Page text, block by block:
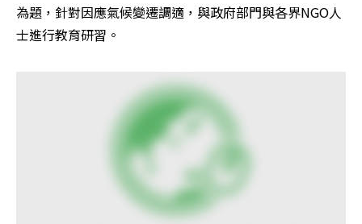
為題，針對因應氣候變遷調適，與政府部門與各界NGO人
士進行教育研習。